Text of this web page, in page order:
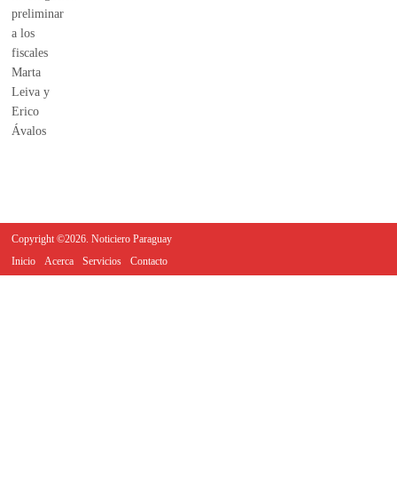
Copyright ©2026. Noticiero Paraguay
Inicio
Acerca Servicios Contacto